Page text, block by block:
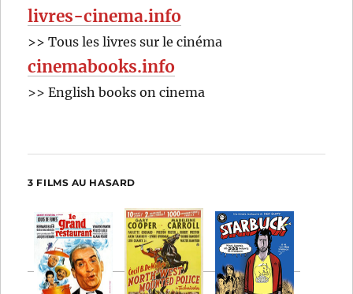
livres-cinema.info
>> Tous les livres sur le cinéma
cinemabooks.info
>> English books on cinema
3 FILMS AU HASARD